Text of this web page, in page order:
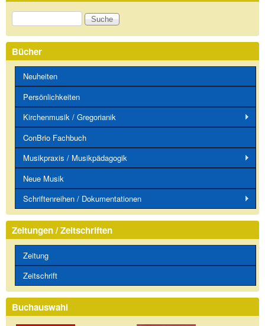
Suche
Bücher
Neuheiten
Persönlichkeiten
Kirchenmusik / Gregorianik
ConBrio Fachbuch
Musikpraxis / Musikpädagogik
Neue Musik
Schriftenreihen / Dokumentationen
Zeitungen / Zeitschriften
Zeitung
Zeitschrift
Buchauswahl